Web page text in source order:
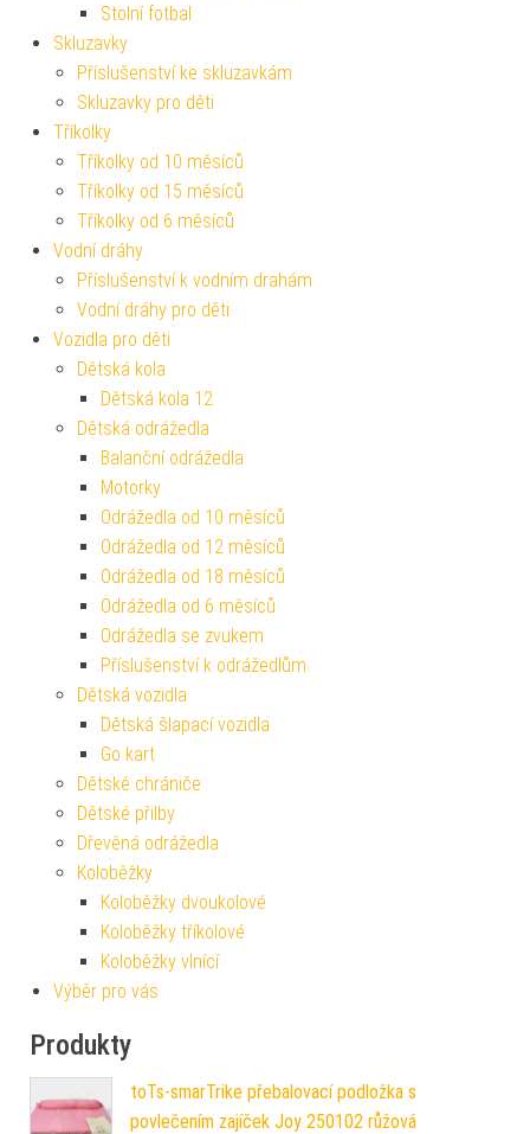
Stolní fotbal
Skluzavky
Příslušenství ke skluzavkám
Skluzavky pro děti
Tříkolky
Tříkolky od 10 měsíců
Tříkolky od 15 měsíců
Tříkolky od 6 měsíců
Vodní dráhy
Příslušenství k vodním drahám
Vodní dráhy pro děti
Vozidla pro děti
Dětská kola
Dětská kola 12
Dětská odrážedla
Balanční odrážedla
Motorky
Odrážedla od 10 měsíců
Odrážedla od 12 měsíců
Odrážedla od 18 měsíců
Odrážedla od 6 měsíců
Odrážedla se zvukem
Příslušenství k odrážedlům
Dětská vozidla
Dětská šlapací vozidla
Go kart
Dětské chrániče
Dětské přilby
Dřevěná odrážedla
Koloběžky
Koloběžky dvoukolové
Koloběžky tříkolové
Koloběžky vlnící
Výběr pro vás
Produkty
toTs-smarTrike přebalovací podložka s
povlečením zajíček Joy 250102 růžová